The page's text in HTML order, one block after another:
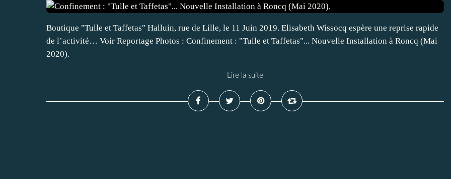
Boutique "Tulle et Taffetas" Halluin, rue de Lille, le 11 Juin 2019. Elisabeth Wissocq espère une reprise rapide
de l’activité… Voir Reportage Photos : Confinement : "Tulle et Taffetas"... Nouvelle Installation à Roncq (Mai
2020).
Lire la suite